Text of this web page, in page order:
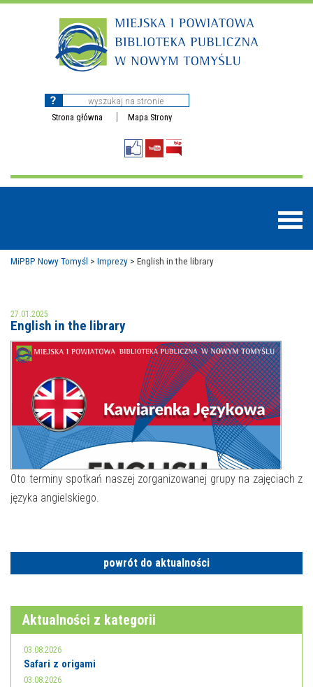
Strona główna Mapa Strony
MOJE KONTO
NAJBLIŻSZE WYDARZENIA
WYDARZENIA BIEŻĄCE
WYDARZYŁO SIĘ
NASZA OFERTA
STREFA WIEDZY O REGIONIE
STREFA KOLORU
FORMY STAŁE
NASZE FILIE
WYDARZENIA KULTURALNE
E-INFORMATOR
O NAS
MiPBP Nowy Tomyśl > Imprezy > English in the library
27.01.2025
English in the library
Oto terminy spotkań naszej zorganizowanej grupy na zajęciach z
języka angielskiego.
powrót do aktualności
Aktualności z kategorii
03.08.2026
Safari z origami
03.08.2026